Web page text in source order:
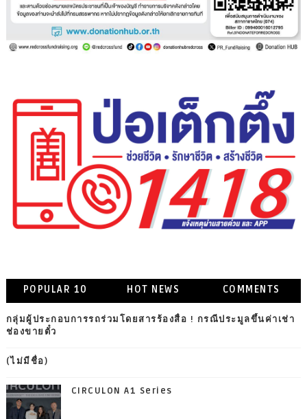
POPULAR 10 HOT NEWS COMMENTS
กลุ่มผู้ประกอบการรถร่วมโดยสารร้องสื่อ ! กรณีประมูลขึ้นค่าเช่า
ช่องขายตั๋ว
(ไม่มีชื่อ)
CIRCULON A1 Series